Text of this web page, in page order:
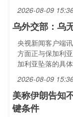
2026-08-09
乌外交部：乌
央视新闻客户端
方面正与保加利
加利亚坠落的具
2026-08-09
美称伊朗告知
键条件